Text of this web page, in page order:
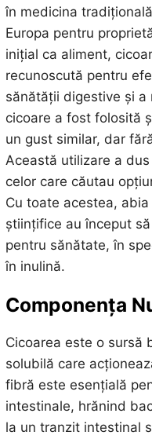
în medicina
Europa pentru
inițial ca aliment,
recunoscută pentru
sănătății digestive și a
cicoare a fost folosită
un gust similar, dar
Această utilizare a
celor care căutau
Cu toate acestea,
științifice au început
pentru sănătate, în
în inulină.
Componența
Cicoarea este o sursă
solubilă care
fibră este esențială
intestinale, hrănind
la un tranzit intestinal